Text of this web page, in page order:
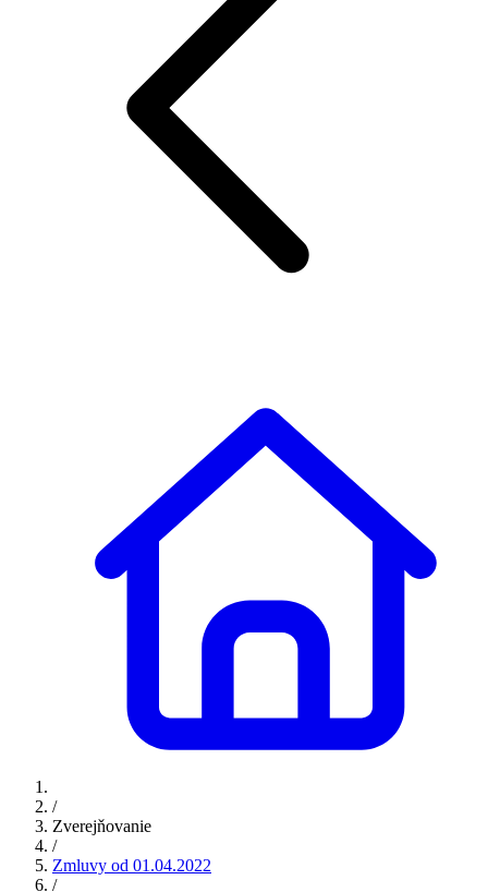
/
Zverejňovanie
/
Zmluvy od 01.04.2022
/